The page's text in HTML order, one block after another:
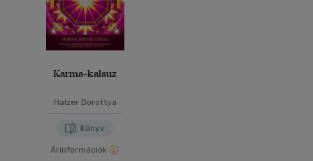
Karma-kalauz
Halzer Dorottya
Könyv
Árinformációk